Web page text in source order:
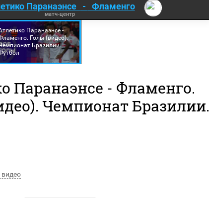
Паранаэнсе - Фламенго
матч-центр
Паранаэнсе -
Голы (видео).
Бразилии.
Паранаэнсе - Фламенго.
Чемпионат Бразилии.
видео